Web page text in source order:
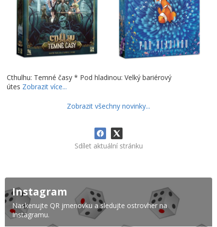
Cthulhu: Temné časy * Pod hladinou: Velký bariérový
útes Zobrazit více...
Zobrazit všechny novinky...
Sdílet aktuální stránku
Instagram
Naskenujte QR jmenovku a sledujte ostrovher na
Instagramu.